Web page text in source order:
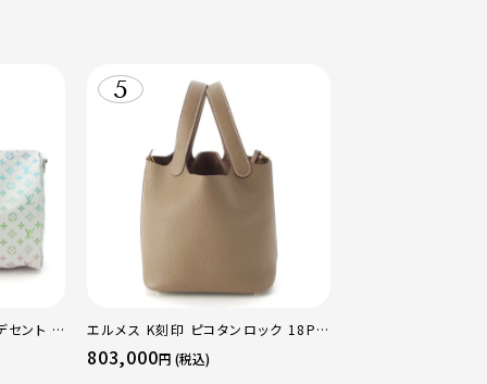
セント キ
エルメス K刻印 ピコタンロック 18PM
トリヨン ハンドバッグ ゴールド金具 エ
トゥープ
803,000円 (税込)